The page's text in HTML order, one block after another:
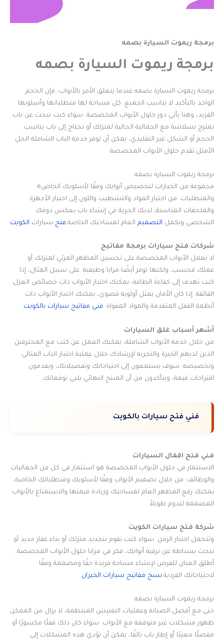
برمجة ريموت السيارة بصمه
برمجة ريموت السيارة بصمه
برمجة ريموت السيارة بصمه عندما يتعلق الأمر بالأبواب، فإن الحجم
الواحد بالتأكيد لا يناسب الجميع. كل مساحة لها متطلباتها وأسلوبها
الفريد، وهنا يأتي دور حلول الأبواب المخصصة. سواء كنت تبحث عن باب
يمتزج بسلاسة مع الجمالية الحالية لمنزلك أو تحتاج إلى باب يناسب
الحجم أو الشكل غير التقليدي، يمكن أن توفر خدمة الباب الشاملة الحل
الأمثل.تقدم حلول الأبواب المخصصة
برمجة ريموت السيارة بصمه
مجموعة من الخيارات لتخصيص أبوابك وفقًا لأسلوبك الخاصe
والمتطلبات. من اختيار المواد والتشطيب واللون إلى اختيار الأجهزة
والملحقات المناسبة، لديك الحرية في إنشاء باب يعكس ذوقك
الشخصي ويكمل التصميم العام لمساحتك الخاصة.فتح سيارات الكويت
شركات فتح سيارات برمجة مفاتيح
لا تعمل الأبواب المخصصة على تحسين المظهر المرئي لمنزلك أو
عملك فحسب، ولكنها توفر أيضًا مزايا وظيفية. على سبيل المثال، إذا
كنت تهدف إلى كفاءة الطاقة، يمكنك اختيار الأبواب ذات خصائص العزل
الفائقة. إذا كان الأمان يمثل أولوية قصوى، يمكنك اختيار الأبواب ذات
أنظمة القفل المتقدمة والمواد المقواة. فني مفاتيح سيارات بالكويت
أشهر أسباب غلق السيارات
من خلال خدمة الأبواب الشاملة، يمكنك العمل عن كثب مع المحترفين
الذين لديهم الخبرة والتجربة لإرشادك خلال عملية اختيار الباب المثالي
وتخصيصه. سوف يستمعون إلى احتياجاتك وتفضيلاتك، ويقدمون
اقتراحات قيمة، ويتأكدون من أن المنتج النهائي يلبي توقعاتك.
فني فتح سيارات بالكويت
فني فتح اقفال السيارات
الاستثمار في حلول الأبواب المخصصة هو استثمار في كل من الجماليات
والوظائف. من خلال تصميم الأبواب وفقًا لأسلوبك ومتطلباتك الخاصة،
يمكنك رفع المظهر العام لمساحتك وزيادة قيمتها والاستمتاع بالأبواب
المصممة لتدوم طويلاً
شركة فتح سيارات الكويت
وتتحمل اختبار الزمن. سواء كنت تقوم بتجديد منزلك أو بناء عقار جديد أو
تبحث ببساطة عن ترقية أبوابك، فكر في مزايا حلول الأبواب المخصصة.
أطلق العنان للفرص لإنشاء مساحة فريدة حقًا ومصممة وفقًا
لاحتياجاتك الفردية.نسخ مفاتيح سيارات الخيران
برمجة ريموت السيارة بصمه
حتى مع أفضل الصيانة وعمليات التفتيش المنتظمة، لا يزال من الممكن
ظهور مشكلات غير متوقعة مع الأبواب. سواء كان ذلك قفلًا مكسورًا أو
مفصلًا معيبًا أو إطار باب تالفًا، يمكن أن تؤدي هذه المشكلات إلى